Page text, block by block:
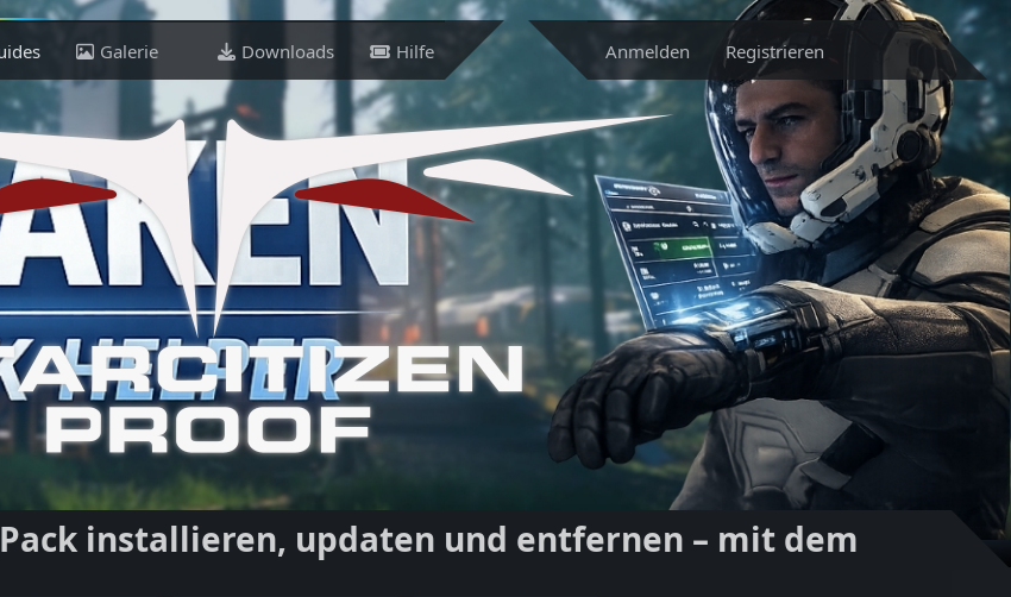
Galerie Downloads Hilfe Anmelden Registrieren
installieren, updaten und entfernen – mit dem